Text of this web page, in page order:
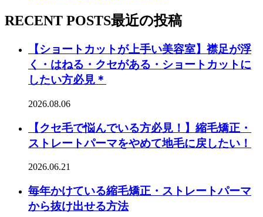
RECENT POSTS最近の投稿
【ショートカットが上手い美容室】襟足が浮
く・はねる・クセがある・ショートカットに
したい方必見＊
2026.08.06
【クセ毛で悩んでいる方必見！】縮毛矯正・
ストレートパーマをやめて地毛に戻したい！
2026.06.21
毎年かけている縮毛矯正・ストレートパーマ
から抜け出せる方法